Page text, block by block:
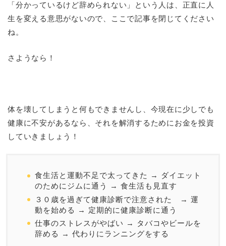
「分かっているけど辞められない」という人は、正直に人
生を変える意思がないので、ここで記事を閉じてください
ね。
さようなら！
体を壊してしまうと何もできませんし、今現在に少しでも
健康に不安があるなら、それを解消するためにお金を投資
していきましょう！
食生活と運動不足で太ってきた → ダイエット
のためにジムに通う → 食生活も見直す
３０歳を過ぎて健康診断で注意された → 運
動を始める → 定期的に健康診断に通う
仕事のストレスがやばい → タバコやビールを
辞める → 代わりにランニングをする